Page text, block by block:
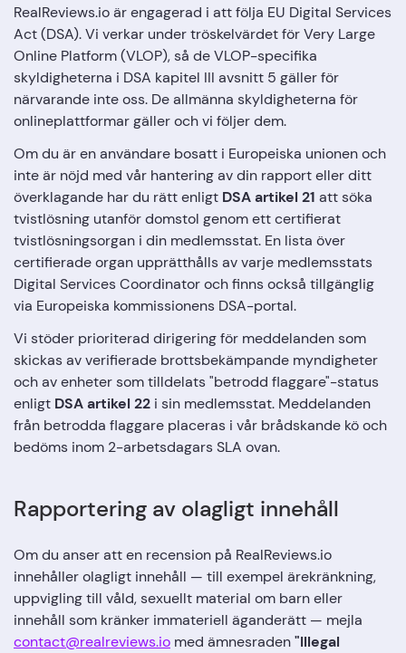
RealReviews.io är engagerad i att följa EU Digital Services
Act (DSA). Vi verkar under tröskelvärdet för Very Large
Online Platform (VLOP), så de VLOP-specifika
skyldigheterna i DSA kapitel III avsnitt 5 gäller för
närvarande inte oss. De allmänna skyldigheterna för
onlineplattformar gäller och vi följer dem.
Om du är en användare bosatt i Europeiska unionen och
inte är nöjd med vår hantering av din rapport eller ditt
överklagande har du rätt enligt DSA artikel 21 att söka
tvistlösning utanför domstol genom ett certifierat
tvistlösningsorgan i din medlemsstat. En lista över
certifierade organ upprätthålls av varje medlemsstats
Digital Services Coordinator och finns också tillgänglig
via Europeiska kommissionens DSA-portal.
Vi stöder prioriterad dirigering för meddelanden som
skickas av verifierade brottsbekämpande myndigheter
och av enheter som tilldelats "betrodd flaggare"-status
enligt DSA artikel 22 i sin medlemsstat. Meddelanden
från betrodda flaggare placeras i vår brådskande kö och
bedöms inom 2-arbetsdagars SLA ovan.
Rapportering av olagligt innehåll
Om du anser att en recension på RealReviews.io
innehåller olagligt innehåll — till exempel ärekränkning,
uppvigling till våld, sexuellt material om barn eller
innehåll som kränker immateriell äganderätt — mejla
contact@realreviews.io med ämnesraden"Illegal